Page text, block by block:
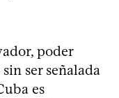
poder
ser señalada
es